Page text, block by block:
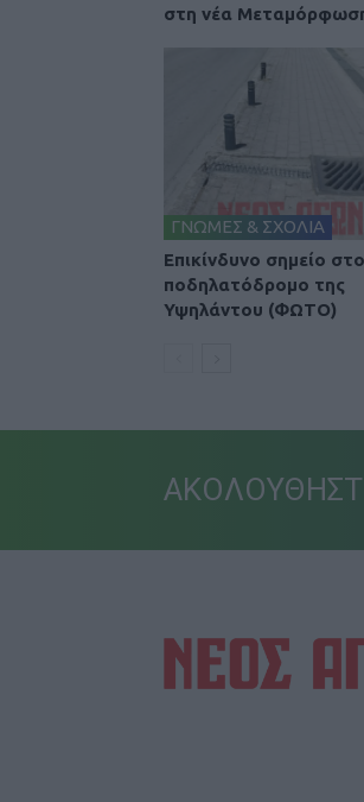
στη νέα
ΓΝΩΜΕΣ & ΣΧΟΛΙΑ
Επικίνδυνο σημείο
ποδηλατόδρομο της
Υψηλάντου (ΦΩΤΟ)